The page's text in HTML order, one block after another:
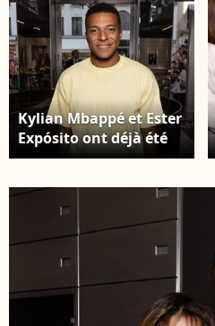
Kylian Mbappé et Ester
Expósito ont déjà été
aperçus ensemble à
derniers mois. Kylian
Mbappé et Ester
Exposito ont pris la
pose dans la boutique
de Valérie Messika.
Capture d'écran
Instagram